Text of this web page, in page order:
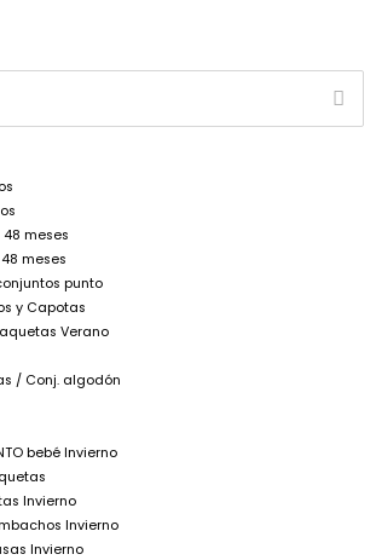
meses
meses
punto
y Capotas
Verano
/ Conj. algodón
bebé Invierno
Invierno
Invierno
Invierno